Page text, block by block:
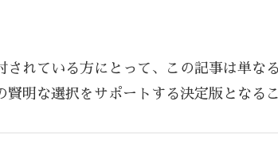
されている方にとって、この記事は単な
賢明な選択をサポートする決定版となる